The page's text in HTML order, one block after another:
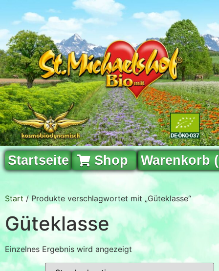
Startseite Shop Warenkorb
Start/ Produkte verschlagwortet mit „Güteklasse“
Güteklasse
Einzelnes Ergebnis wird angezeigt